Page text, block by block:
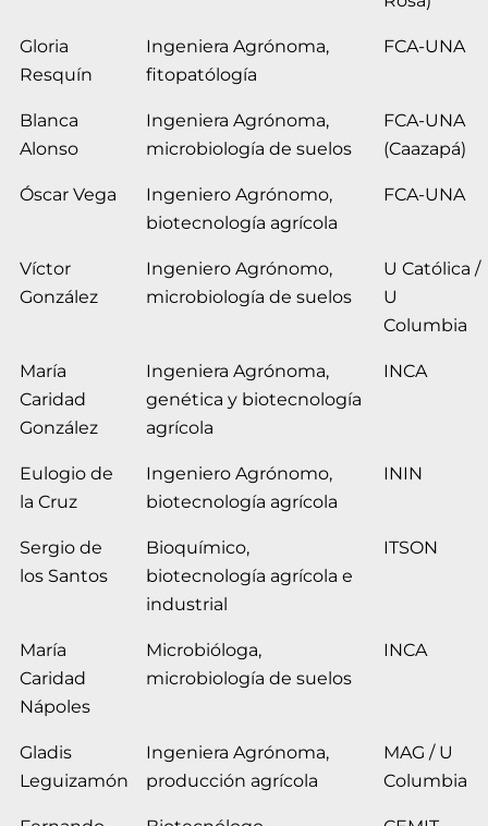
Gloria
Resquín
Ingeniera Agrónoma,
fitopatólogía
FCA-UNA
Blanca
Alonso
Ingeniera Agrónoma,
microbiología de suelos
FCA-UNA
(Caazapá)
Óscar Vega
Ingeniero Agrónomo,
biotecnología agrícola
FCA-UNA
Víctor
González
Ingeniero Agrónomo,
microbiología de suelos
U Católica /
U
Columbia
María
Caridad
González
Ingeniera Agrónoma,
genética y biotecnología
agrícola
INCA
Eulogio de
la Cruz
Ingeniero Agrónomo,
biotecnología agrícola
ININ
Sergio de
los Santos
Bioquímico,
biotecnología agrícola e
industrial
ITSON
María
Caridad
Nápoles
Microbióloga,
microbiología de suelos
INCA
Gladis
Leguizamón
Ingeniera Agrónoma,
producción agrícola
MAG / U
Columbia